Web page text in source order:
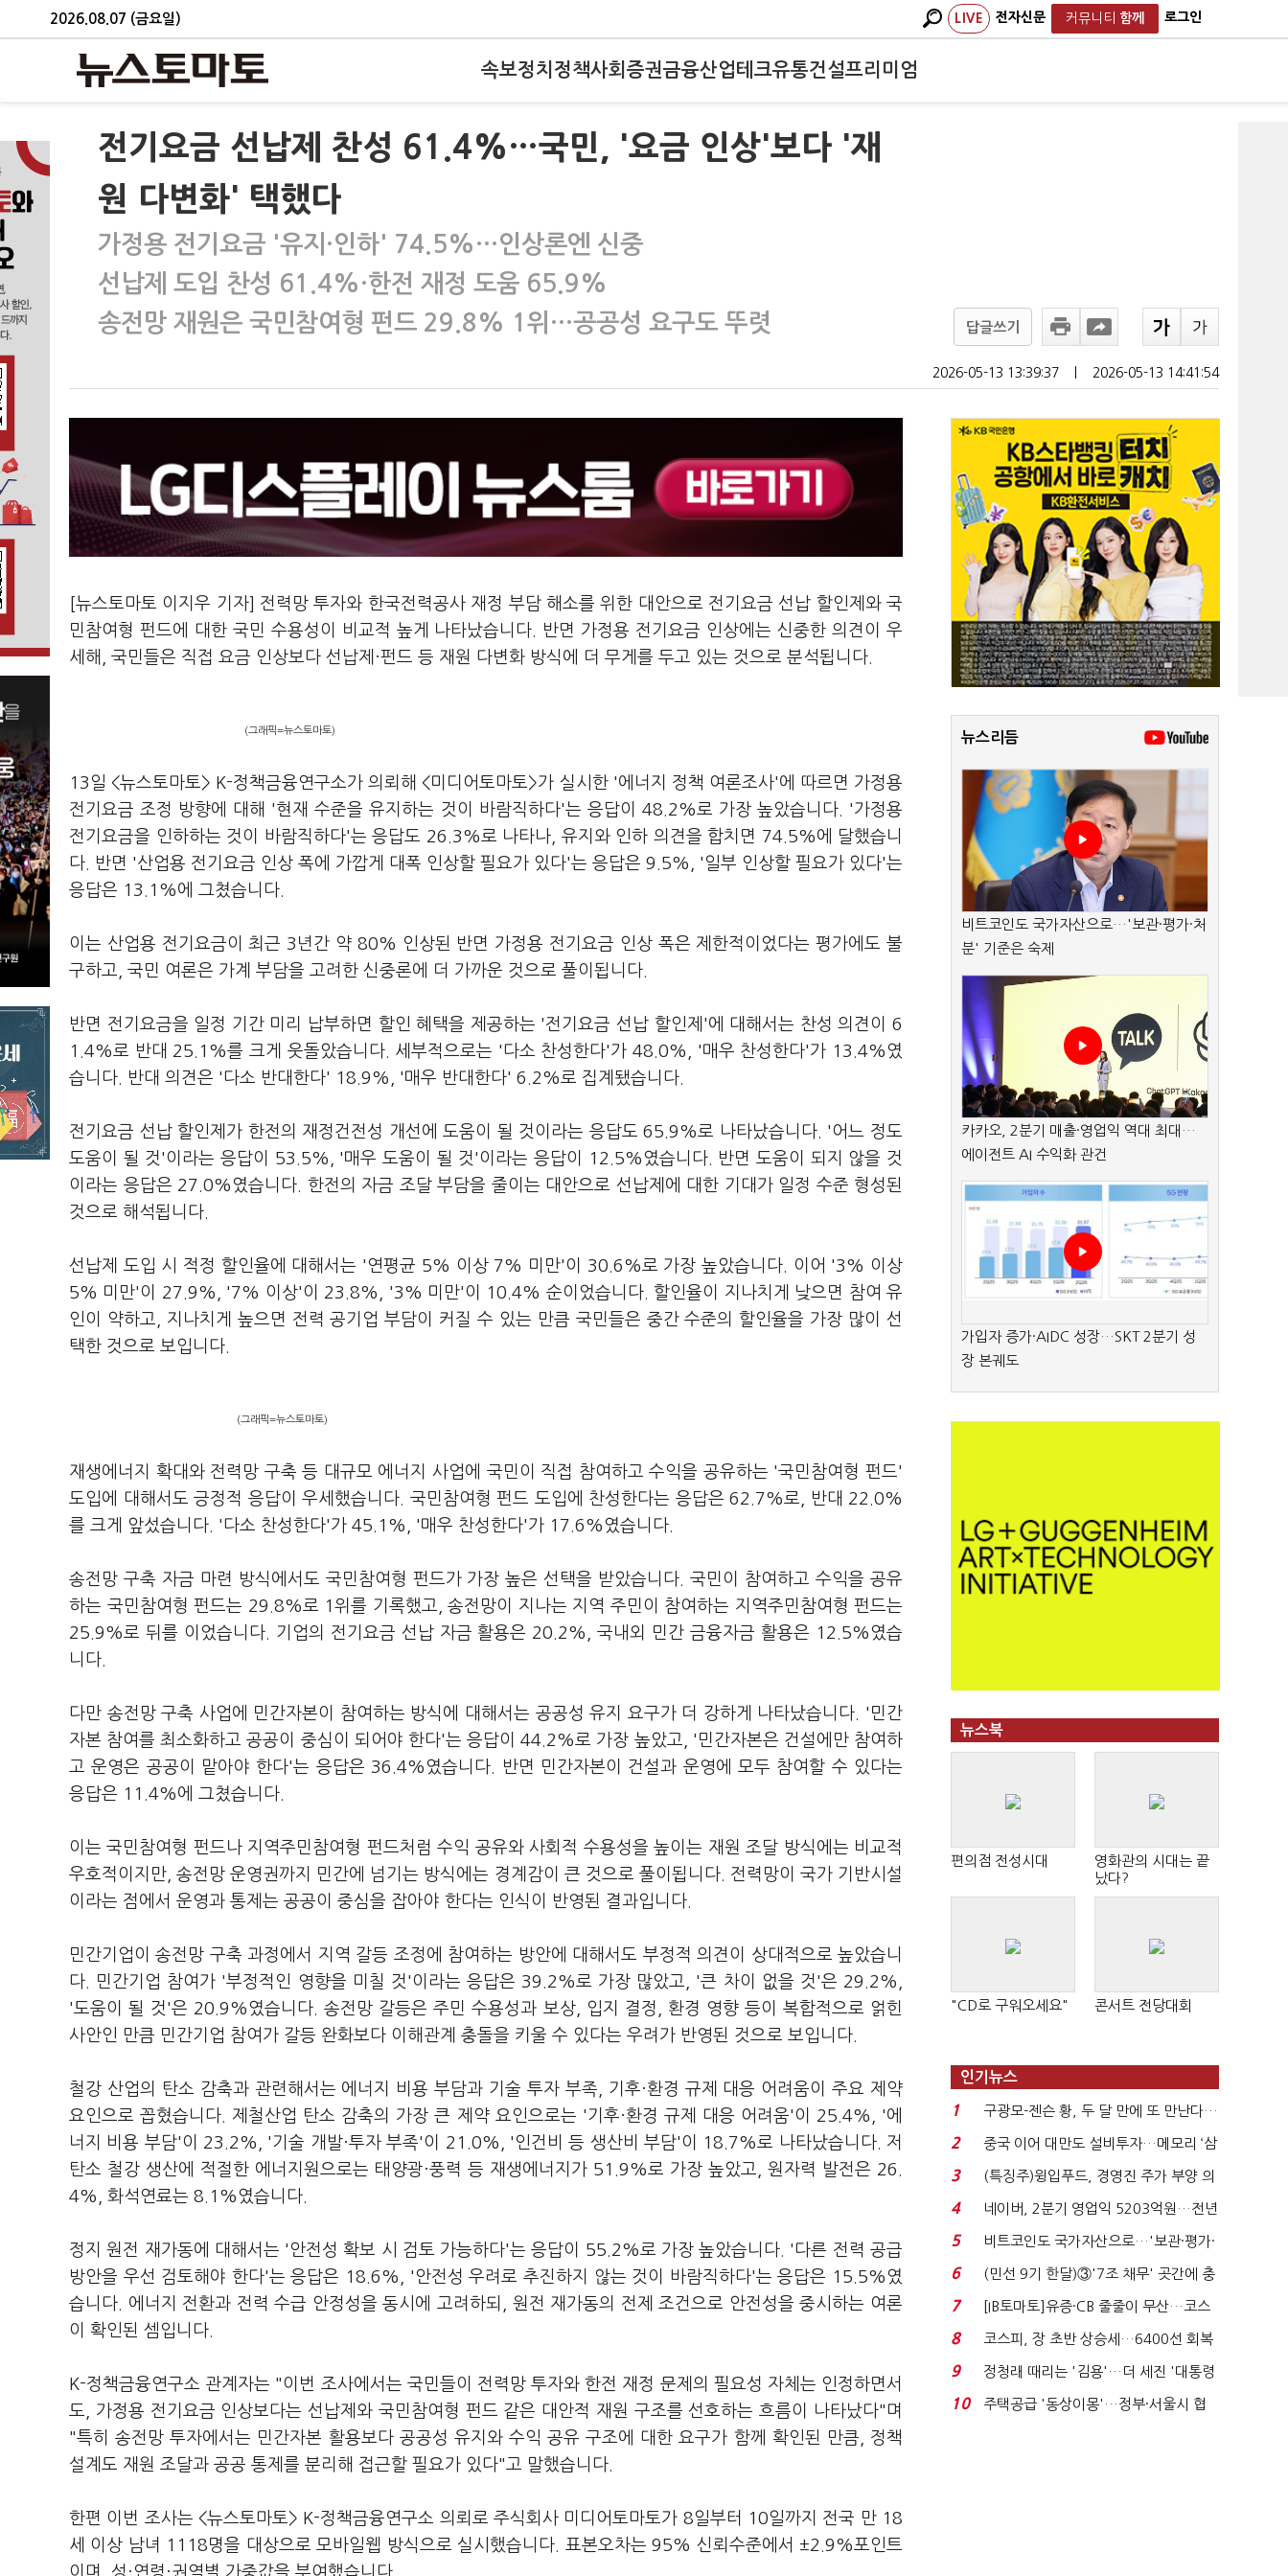
2026.08.07 (금요일) LIVE 전자신문 커뮤니티 함께 로그인
속보정치 정책사회 증권금융산업테크유통건설프리미엄
전기요금 선납제 찬성 61.4%…국민, '요금 인상'보다 '재
원 다변화' 택했다
가정용 전기요금 '유지·인하' 74.5%…인상론엔 신중
선납제 도입 찬성 61.4%·한전 재정 도움 65.9%
송전망 재원은 국민참여형 펀드 29.8% 1위…공공성 요구도 뚜렷
답글쓰기
2026-05-13 13:39:37 2026-05-13 14:41:54
[뉴스토마토 이지우 기자] 전력망 투자와 한국전력공사 재정 부담 해소를 위한 대안으로 전기요금 선납 할인제와 국
민참여형 펀드에 대한 국민 수용성이 비교적 높게 나타났습니다. 반면 가정용 전기요금 인상에는 신중한 의견이 우
세해, 국민들은 직접 요금 인상보다 선납제·펀드 등 재원 다변화 방식에 더 무게를 두고 있는 것으로 분석됩니다.
(그래픽=뉴스토마토)
13일 <뉴스토마토> K-정책금융연구소가 의뢰해 <미디어토마토>가 실시한 '에너지 정책 여론조사'에 따르면 가정용
전기요금 조정 방향에 대해 '현재 수준을 유지하는 것이 바람직하다'는 응답이 48.2%로 가장 높았습니다. '가정용
전기요금을 인하하는 것이 바람직하다'는 응답도 26.3%로 나타나, 유지와 인하 의견을 합치면 74.5%에 달했습니
다. 반면 '산업용 전기요금 인상 폭에 가깝게 대폭 인상할 필요가 있다'는 응답은 9.5%, '일부 인상할 필요가 있다'는
응답은 13.1%에 그쳤습니다.
이는 산업용 전기요금이 최근 3년간 약 80% 인상된 반면 가정용 전기요금 인상 폭은 제한적이었다는 평가에도 불
구하고, 국민 여론은 가계 부담을 고려한 신중론에 더 가까운 것으로 풀이됩니다.
반면 전기요금을 일정 기간 미리 납부하면 할인 혜택을 제공하는 '전기요금 선납 할인제'에 대해서는 찬성 의견이 6
1.4%로 반대 25.1%를 크게 웃돌았습니다. 세부적으로는 '다소 찬성한다'가 48.0%, '매우 찬성한다'가 13.4%였
습니다. 반대 의견은 '다소 반대한다' 18.9%, '매우 반대한다' 6.2%로 집계됐습니다.
전기요금 선납 할인제가 한전의 재정건전성 개선에 도움이 될 것이라는 응답도 65.9%로 나타났습니다. '어느 정도
도움이 될 것'이라는 응답이 53.5%, '매우 도움이 될 것'이라는 응답이 12.5%였습니다. 반면 도움이 되지 않을 것
이라는 응답은 27.0%였습니다. 한전의 자금 조달 부담을 줄이는 대안으로 선납제에 대한 기대가 일정 수준 형성된
것으로 해석됩니다.
선납제 도입 시 적정 할인율에 대해서는 '연평균 5% 이상 7% 미만'이 30.6%로 가장 높았습니다. 이어 '3% 이상
5% 미만'이 27.9%, '7% 이상'이 23.8%, '3% 미만'이 10.4% 순이었습니다. 할인율이 지나치게 낮으면 참여 유
인이 약하고, 지나치게 높으면 전력 공기업 부담이 커질 수 있는 만큼 국민들은 중간 수준의 할인율을 가장 많이 선
택한 것으로 보입니다.
(그래픽=뉴스토마토)
재생에너지 확대와 전력망 구축 등 대규모 에너지 사업에 국민이 직접 참여하고 수익을 공유하는 '국민참여형 펀드'
도입에 대해서도 긍정적 응답이 우세했습니다. 국민참여형 펀드 도입에 찬성한다는 응답은 62.7%로, 반대 22.0%
를 크게 앞섰습니다. '다소 찬성한다'가 45.1%, '매우 찬성한다'가 17.6%였습니다.
송전망 구축 자금 마련 방식에서도 국민참여형 펀드가 가장 높은 선택을 받았습니다. 국민이 참여하고 수익을 공유
하는 국민참여형 펀드는 29.8%로 1위를 기록했고, 송전망이 지나는 지역 주민이 참여하는 지역주민참여형 펀드는
25.9%로 뒤를 이었습니다. 기업의 전기요금 선납 자금 활용은 20.2%, 국내외 민간 금융자금 활용은 12.5%였습
니다.
다만 송전망 구축 사업에 민간자본이 참여하는 방식에 대해서는 공공성 유지 요구가 더 강하게 나타났습니다. '민간
자본 참여를 최소화하고 공공이 중심이 되어야 한다'는 응답이 44.2%로 가장 높았고, '민간자본은 건설에만 참여하
고 운영은 공공이 맡아야 한다'는 응답은 36.4%였습니다. 반면 민간자본이 건설과 운영에 모두 참여할 수 있다는
응답은 11.4%에 그쳤습니다.
이는 국민참여형 펀드나 지역주민참여형 펀드처럼 수익 공유와 사회적 수용성을 높이는 재원 조달 방식에는 비교적
우호적이지만, 송전망 운영권까지 민간에 넘기는 방식에는 경계감이 큰 것으로 풀이됩니다. 전력망이 국가 기반시설
이라는 점에서 운영과 통제는 공공이 중심을 잡아야 한다는 인식이 반영된 결과입니다.
민간기업이 송전망 구축 과정에서 지역 갈등 조정에 참여하는 방안에 대해서도 부정적 의견이 상대적으로 높았습니
다. 민간기업 참여가 '부정적인 영향을 미칠 것'이라는 응답은 39.2%로 가장 많았고, '큰 차이 없을 것'은 29.2%,
'도움이 될 것'은 20.9%였습니다. 송전망 갈등은 주민 수용성과 보상, 입지 결정, 환경 영향 등이 복합적으로 얽힌
사안인 만큼 민간기업 참여가 갈등 완화보다 이해관계 충돌을 키울 수 있다는 우려가 반영된 것으로 보입니다.
철강 산업의 탄소 감축과 관련해서는 에너지 비용 부담과 기술 투자 부족, 기후·환경 규제 대응 어려움이 주요 제약
요인으로 꼽혔습니다. 제철산업 탄소 감축의 가장 큰 제약 요인으로는 '기후·환경 규제 대응 어려움'이 25.4%, '에
너지 비용 부담'이 23.2%, '기술 개발·투자 부족'이 21.0%, '인건비 등 생산비 부담'이 18.7%로 나타났습니다. 저
탄소 철강 생산에 적절한 에너지원으로는 태양광·풍력 등 재생에너지가 51.9%로 가장 높았고, 원자력 발전은 26.
4%, 화석연료는 8.1%였습니다.
정지 원전 재가동에 대해서는 '안전성 확보 시 검토 가능하다'는 응답이 55.2%로 가장 높았습니다. '다른 전력 공급
방안을 우선 검토해야 한다'는 응답은 18.6%, '안전성 우려로 추진하지 않는 것이 바람직하다'는 응답은 15.5%였
습니다. 에너지 전환과 전력 수급 안정성을 동시에 고려하되, 원전 재가동의 전제 조건으로 안전성을 중시하는 여론
이 확인된 셈입니다.
K-정책금융연구소 관계자는 "이번 조사에서는 국민들이 전력망 투자와 한전 재정 문제의 필요성 자체는 인정하면서
도, 가정용 전기요금 인상보다는 선납제와 국민참여형 펀드 같은 대안적 재원 구조를 선호하는 흐름이 나타났다"며
"특히 송전망 투자에서는 민간자본 활용보다 공공성 유지와 수익 공유 구조에 대한 요구가 함께 확인된 만큼, 정책
설계도 재원 조달과 공공 통제를 분리해 접근할 필요가 있다"고 말했습니다.
한편 이번 조사는 <뉴스토마토> K-정책금융연구소 의뢰로 주식회사 미디어토마토가 8일부터 10일까지 전국 만 18
세 이상 남녀 1118명을 대상으로 모바일웹 방식으로 실시했습니다. 표본오차는 95% 신뢰수준에서 ±2.9%포인트
이며, 성·연령·권역별 가중값을 부여했습니다.
뉴스리듬
비트코인도 국가자산으로…'보관·평가·처
분' 기준은 숙제
카카오, 2분기 매출·영업익 역대 최대…
에이전트 AI 수익화 관건
가입자 증가·AIDC 성장…SKT 2분기 성
장 본궤도
뉴스북
편의점 전성시대
영화관의 시대는 끝
났다?
"CD로 구워오세요" 콘서트 전당대회
인기뉴스
1
구광모-젠슨 황, 두 달 만에 또 만난다…
로봇·AI 등 논...
2
중국 이어 대만도 설비투자…메모리 ‘삼
국전쟁’
3
(특징주)윙입푸드, 경영진 주가 부양 의
지에 상한가...
4
네이버, 2분기 영업익 5203억원…전년
비 0.2% 감소...
5
비트코인도 국가자산으로…'보관·평가·
처분' 기준은 ...
6
(민선 9기 한달)③'7조 채무' 곳간에 충
격…추미애, 20년...
7
[IB토마토]유증·CB 줄줄이 무산…코스
닥 벌점 급증에 ...
8
코스피, 장 초반 상승세…6400선 회복
시도
9
정청래 때리는 '김용'…더 세진 '대통령
최측근' 입...
10
주택공급 '동상이몽'…정부·서울시 협